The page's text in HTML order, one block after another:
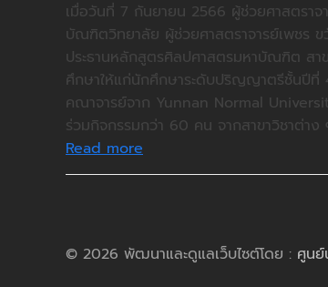
เมื่อวันที่ 7 กันยายน 2566 ผู้ช่วยศาสตร
บัณฑิตวิทยาลัย ผู้ช่วยศาสตราจารย์เพชร
ประธานหลักสูตรศิลปศาสตรมหาบัณฑิต สา
ศึกษาให้แก่นักศึกษาระดับปริญญาตรีชั้นปีที่
คณาจารย์จาก Yunnan Normal
ร่วมกิจกรรมกว่า 60 คน จากสาขาวิชาต่า
Read more
© 2026 พัฒนาและดูแลเว็บไซต์โดย : ศูนย์